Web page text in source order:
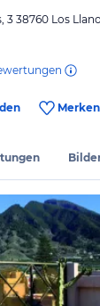
3 38760 Los
Merken